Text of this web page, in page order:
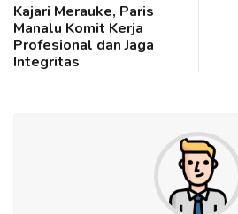
Kajari Merauke, Paris
Manalu Komit Kerja
Profesional dan Jaga
Integritas